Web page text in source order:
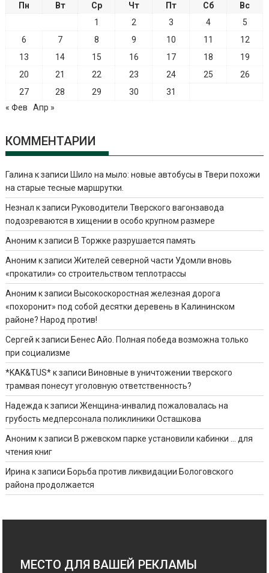
Пн Вт Ср Чт Пт Сб
Вс
1
2 3 4
5
6
7 8 9 10 11
12
13
14 15 16 17 18
19
20
21 22 23 24 25
26
27
28 29 30
31
« Фев
Апр »
КОММЕНТАРИИ
Галинак записи Шило на мыло: новые автобусы в Твери похожи
на старые тесные маршрутки.
Незнал к записи Руководители Тверского вагонзавода
подозреваются в хищении в особо крупном размере
Аноним к записи В Торжке разрушается память
Аноним к записиЖителей северной части Удомли вновь
«прокатили» со строительством теплотрассы
Аноним к записи Высокоскоростная железная дорога
«похоронит» под собой десятки деревень в Калининском
районе? Народ против!
Сергей к записи Бенес Айо. Полная победа возможна только
при социализме
*KAK&TUS*к записи Виновные в уничтожении тверского
трамвая понесут уголовную ответственность?
Надеждак записиЖенщина-инвалид пожаловалась на
грубость медперсонала поликлиники Осташкова
Аноним к записи В ржевском парке установили кабинки … для
чтения книг
Иринак записи Борьба против ликвидации Бологовского
района продолжается
МЕСТО ДЛЯ ВАШЕЙ РЕКЛАМЫ